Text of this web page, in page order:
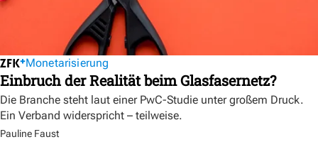
Monetarisierung
Einbruch der Realität beim Glasfasernetz?
Die Branche steht laut einer PwC-Studie unter großem Druck.
Ein Verband widerspricht – teilweise.
Pauline Faust